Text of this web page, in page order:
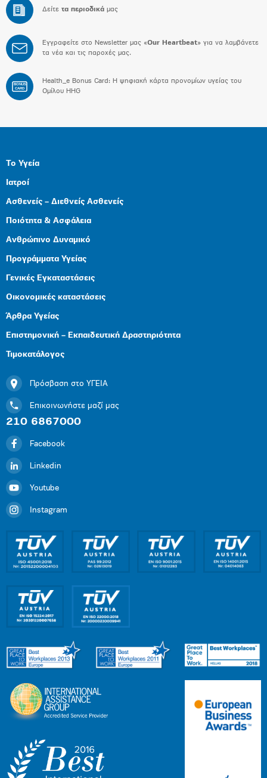
Δείτε τα περιοδικά μας
Εγγραφείτε στο Newsletter μας «Our Heartbeat» για να λαμβάνετε
τα νέα και τις παροχές μας.
BONUS
CARD
Health_e Bonus Card: H ψηφιακή κάρτα προνομίων υγείας του
Ομίλου HHG
Το Υγεία
Ιατροί
Ασθενείς – Διεθνείς Ασθενείς
Ποιότητα & Ασφάλεια
Ανθρώπινο Δυναμικό
Προγράμματα Υγείας
Γενικές Εγκαταστάσεις
Οικονομικές καταστάσεις
Άρθρα Υγείας
Επιστημονική – Εκπαιδευτική Δραστηριότητα
Τιμοκατάλογος
Πρόσβαση στο ΥΓΕΙΑ
Επικοινωνήστε μαζί μας
210 6867000
Facebook
Linkedin
Youtube
Instagram